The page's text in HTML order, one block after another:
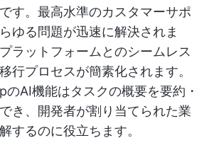
す。最高水準のカスタマーサポ
ゆる問題が迅速に解決されま
ラットフォームとのシームレス
行プロセスが簡素化されます。
のAI機能はタスクの概要を要約・
き、開発者が割り当てられた業
するのに役立ちます。